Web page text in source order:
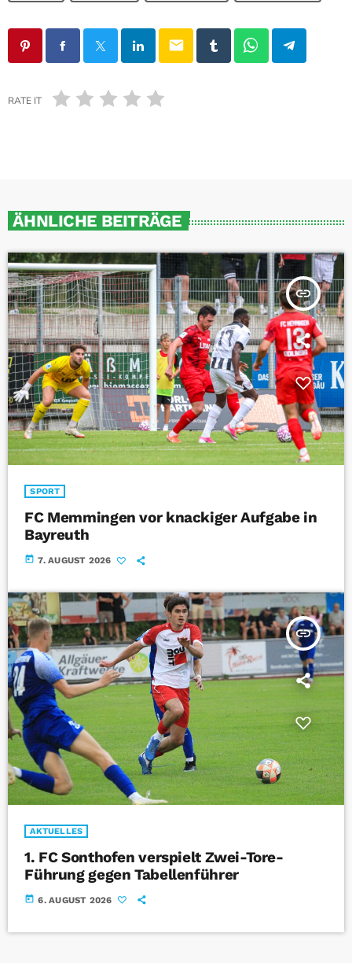
email
RATE IT
ÄHNLICHE BEITRÄGE
insert_link
SPORT
FC Memmingen vor knackiger Aufgabe in
Bayreuth
today 7. AUGUST 2026
insert_link
AKTUELLES
1. FC Sonthofen verspielt Zwei-Tore-
Führung gegen Tabellenführer
today 6. AUGUST 2026